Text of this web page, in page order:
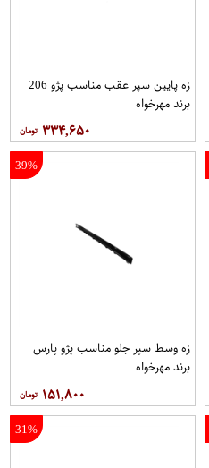
زه پایین سپر عقب مناسب پژو 206
برند مهرخواه
۳۳۴,۶۵۰
39%
زه وسط سپر جلو مناسب پژو پارس
برند مهرخواه
۱۵۱,۸۰۰
31%